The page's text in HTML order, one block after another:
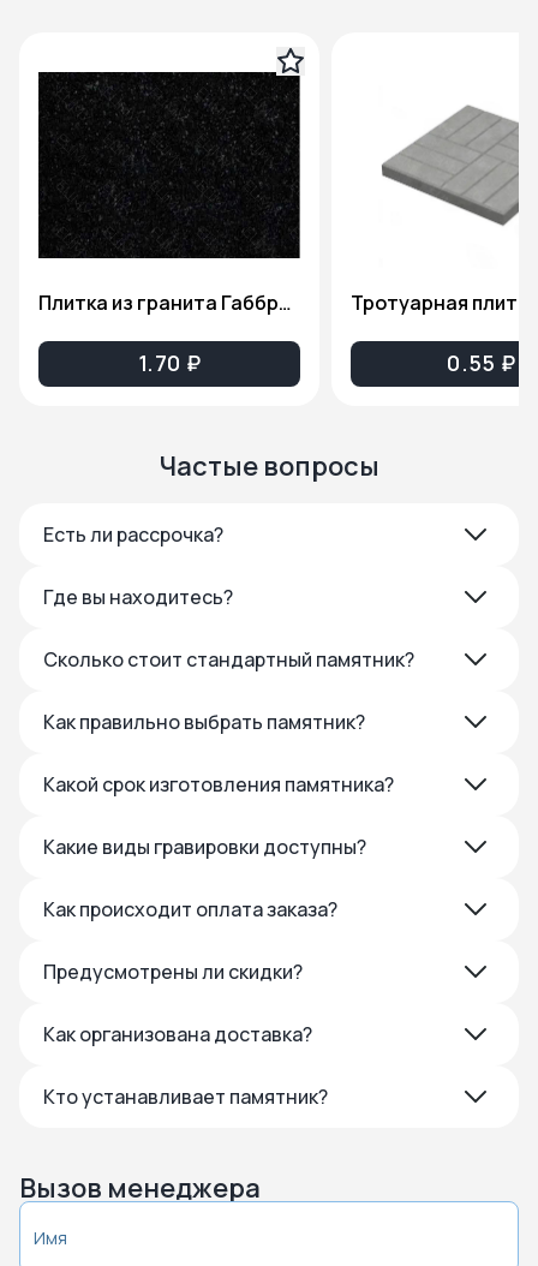
Плитка из гранита Габбро-Диабаз(Карельский гранит), толщина 2см. ПГ81
1.70 ₽ 0.55 ₽
Частые вопросы
Есть ли рассрочка?
Где вы находитесь?
Сколько стоит стандартный памятник?
Как правильно выбрать памятник?
Какой срок изготовления памятника?
Какие виды гравировки доступны?
Как происходит оплата заказа?
Предусмотрены ли скидки?
Как организована доставка?
Кто устанавливает памятник?
Вызов менеджера